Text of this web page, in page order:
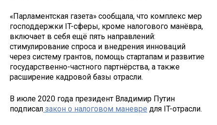
«Парламентская газета» сообщала, что комплекс мер
господдержки IT-сферы, кроме налогового манёвра,
включает в себя ещё пять направлений:
стимулирование спроса и внедрения инноваций
через систему грантов, помощь стартапам и развитие
государственно-частного партнёрства, а также
расширение кадровой базы отрасли.
В июле 2020 года президент Владимир Путин
подписал закон о налоговом маневре для IT-отрасли.